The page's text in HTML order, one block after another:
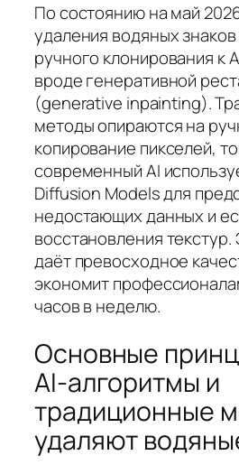
По состоянию на май
удаления водяных
ручного клонирования к
вроде генеративной
(generative inpainting).
методы опираются на
копирование пикселей,
современный AI
Diffusion Models для
недостающих данных и
восстановления
даёт превосходное
экономит
часов в неделю.
Основные
AI-алгоритмы и
традиционные
удаляют